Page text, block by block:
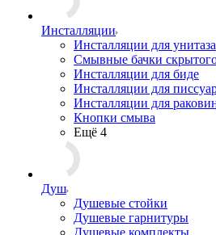
Инсталляции
Инсталляции для унитаза
Смывные бачки
Инсталляции для биде
Инсталляции для
Инсталляции для
Кнопки смыва
Ещё 4
Душ
Душевые стойки
Душевые гарнитуры
Душевые комплекты